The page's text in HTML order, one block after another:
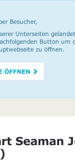
Besucher,
Unterseiten
Button um
zu öffnen.
ÖFFNEN
Seaman